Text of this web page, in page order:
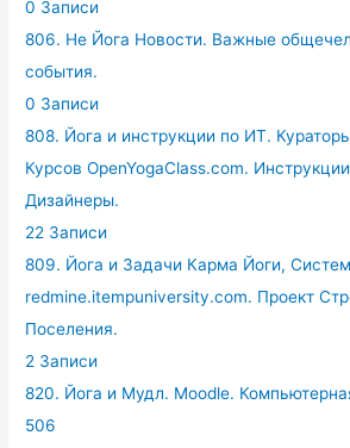
0 Записи
806. Не Йога Новости. Важные
события.
0 Записи
808. Йога и инструкции по ИТ.
Курсов OpenYogaClass.com.
Дизайнеры.
22 Записи
809. Йога и Задачи Карма Йоги,
redmine.itempuniversity.com. Проект
Поселения.
2 Записи
820. Йога и Мудл. Moodle.
506